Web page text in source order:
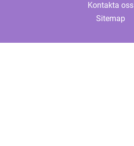
Kontakta oss
Sitemap